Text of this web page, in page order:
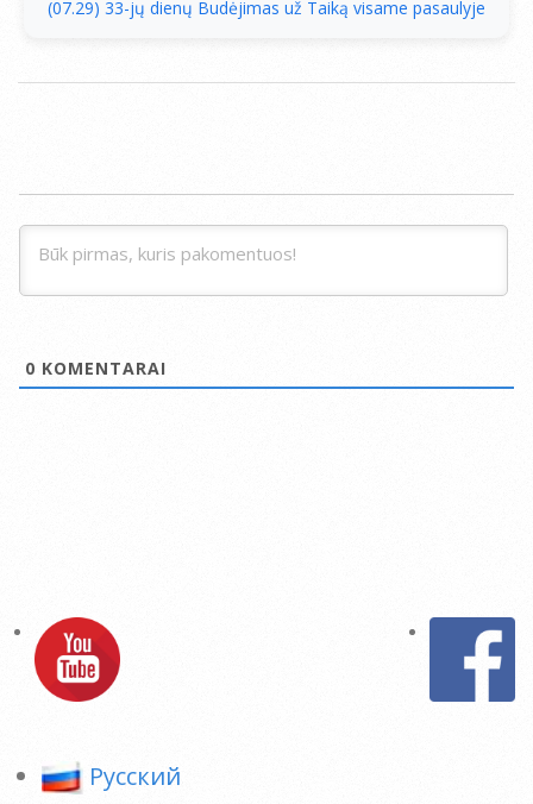
(07.29) 33-jų dienų Budėjimas už Taiką visame pasaulyje
0 KOMENTARAI
Pусский